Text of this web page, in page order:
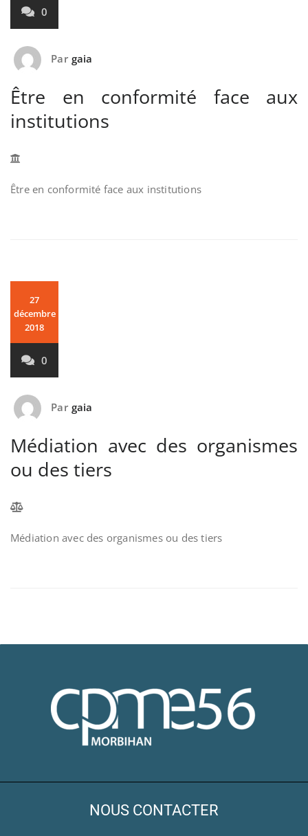
0
Par gaia
Être en conformité face aux
institutions
Être en conformité face aux institutions
27
décembre
2018
0
Par gaia
Médiation avec des organismes
ou des tiers
Médiation avec des organismes ou des tiers
NOUS CONTACTER